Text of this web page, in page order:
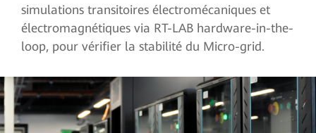
simulations transitoires électromécaniques et
électromagnétiques via RT-LAB hardware-in-the-
loop, pour vérifier la stabilité du Micro-grid.